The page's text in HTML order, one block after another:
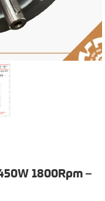
1800Rpm –